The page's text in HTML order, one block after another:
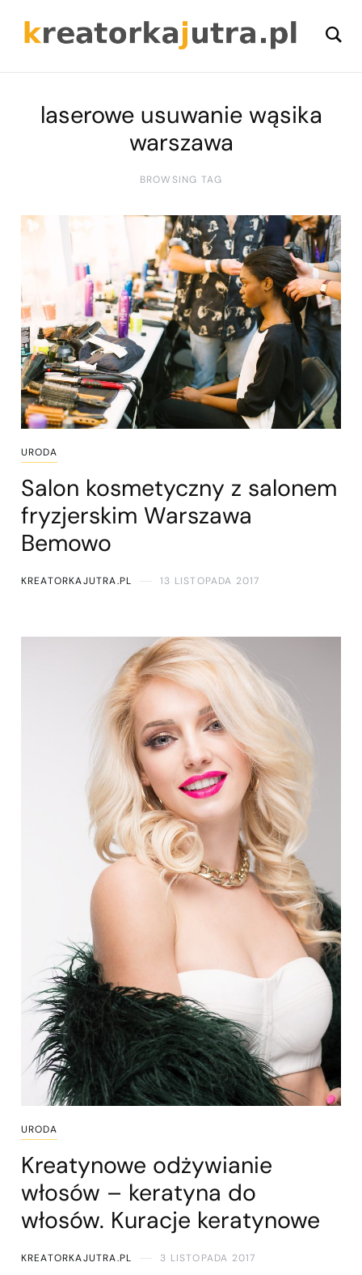
laserowe usuwanie wąsika
warszawa
BROWSING TAG
URODA
Salon kosmetyczny z salonem
fryzjerskim Warszawa
Bemowo
KREATORKAJUTRA.PL 13 LISTOPADA 2017
URODA
Kreatynowe odżywianie
włosów – keratyna do
włosów. Kuracje keratynowe
KREATORKAJUTRA.PL 3 LISTOPADA 2017